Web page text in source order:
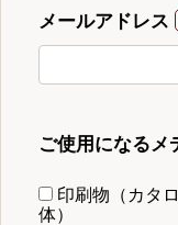
メールアドレス
ご使用になるメ
印刷物（カタ
体）